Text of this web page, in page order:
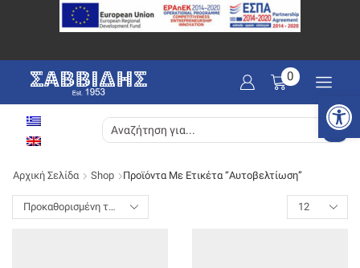
0
Αρχική Σελίδα Shop Προϊόντα Με Ετικέτα “Αυτοβελτίωση”